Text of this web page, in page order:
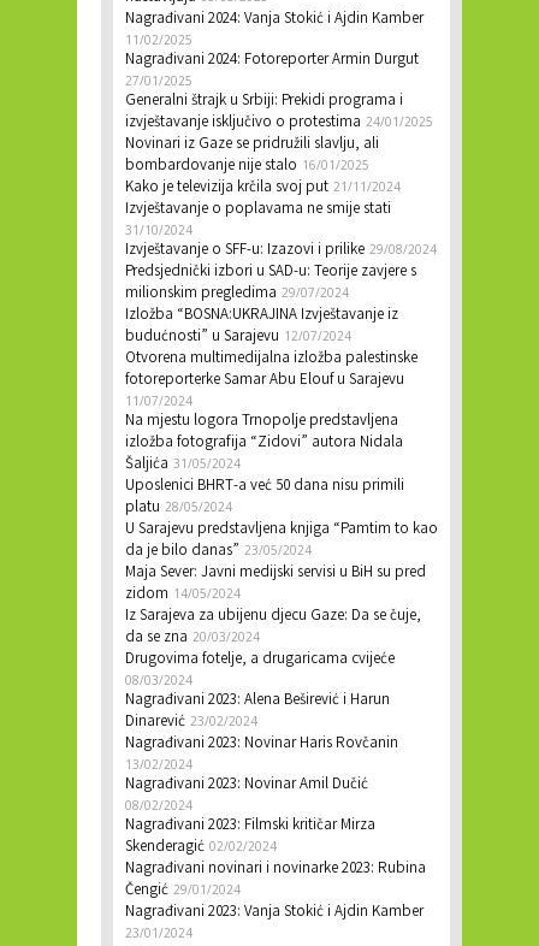
Nagrađivani 2024: Vanja Stokić i Ajdin Kamber
11/02/2025
Nagrađivani 2024: Fotoreporter Armin Durgut
27/01/2025
Generalni štrajk u Srbiji: Prekidi programa i
izvještavanje isključivo o protestima 24/01/2025
Novinari iz Gaze se pridružili slavlju, ali
bombardovanje nije stalo 16/01/2025
Kako je televizija krčila svoj put 21/11/2024
Izvještavanje o poplavama ne smije stati
31/10/2024
Izvještavanje o SFF-u: Izazovi i prilike 29/08/2024
Predsjednički izbori u SAD-u: Teorije zavjere s
milionskim pregledima 29/07/2024
Izložba “BOSNA:UKRAJINA Izvještavanje iz
budućnosti” u Sarajevu 12/07/2024
Otvorena multimedijalna izložba palestinske
fotoreporterke Samar Abu Elouf u Sarajevu
11/07/2024
Na mjestu logora Trnopolje predstavljena
izložba fotografija “Zidovi” autora Nidala
Šaljića 31/05/2024
Uposlenici BHRT-a već 50 dana nisu primili
platu 28/05/2024
U Sarajevu predstavljena knjiga “Pamtim to kao
da je bilo danas” 23/05/2024
Maja Sever: Javni medijski servisi u BiH su pred
zidom 14/05/2024
Iz Sarajeva za ubijenu djecu Gaze: Da se čuje,
da se zna 20/03/2024
Drugovima fotelje, a drugaricama cvijeće
08/03/2024
Nagrađivani 2023: Alena Beširević i Harun
Dinarević 23/02/2024
Nagrađivani 2023: Novinar Haris Rovčanin
13/02/2024
Nagrađivani 2023: Novinar Amil Dučić
08/02/2024
Nagrađivani 2023: Filmski kritičar Mirza
Skenderagić 02/02/2024
Nagrađivani novinari i novinarke 2023: Rubina
Čengić 29/01/2024
Nagrađivani 2023: Vanja Stokić i Ajdin Kamber
23/01/2024